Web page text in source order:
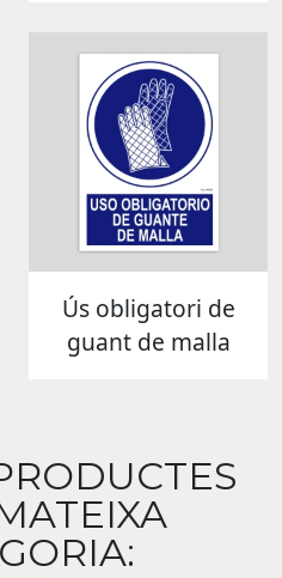
Ús obligatori de
guant de malla